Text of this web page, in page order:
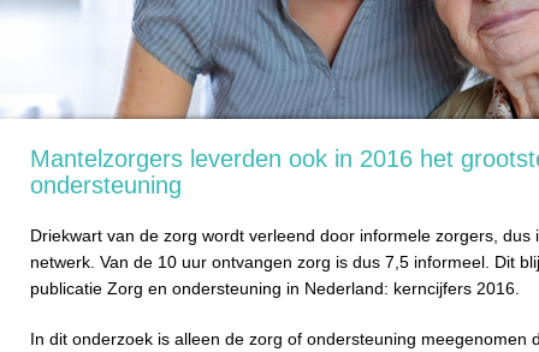
Mantelzorgers leverden ook in 2016 het
ondersteuning
Driekwart van de zorg wordt verleend door informele zorgers, dus
netwerk. Van de 10 uur ontvangen zorg is dus 7,5 informeel. Dit
publicatie Zorg en ondersteuning in Nederland: kerncijfers 2016.
In dit onderzoek is alleen de zorg of ondersteuning meegenomen